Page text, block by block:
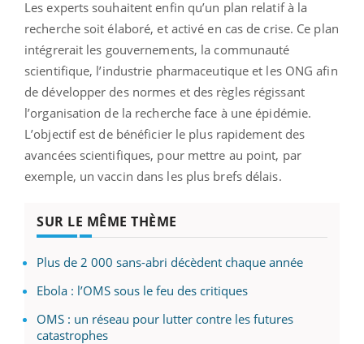
Les experts souhaitent enfin qu’un plan relatif à la
recherche soit élaboré, et activé en cas de crise. Ce plan
intégrerait les gouvernements, la communauté
scientifique, l’industrie pharmaceutique et les ONG afin
de développer des normes et des règles régissant
l’organisation de la recherche face à une épidémie.
L’objectif est de bénéficier le plus rapidement des
avancées scientifiques, pour mettre au point, par
exemple, un vaccin dans les plus brefs délais.
SUR LE MÊME THÈME
Plus de 2 000 sans-abri décèdent chaque année
Ebola : l’OMS sous le feu des critiques
OMS : un réseau pour lutter contre les futures
catastrophes